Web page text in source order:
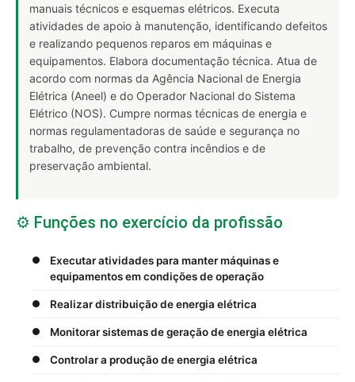
manuais técnicos e esquemas elétricos. Executa
atividades de apoio à manutenção, identificando defeitos
e realizando pequenos reparos em máquinas e
equipamentos. Elabora documentação técnica. Atua de
acordo com normas da Agência Nacional de Energia
Elétrica (Aneel) e do Operador Nacional do Sistema
Elétrico (NOS). Cumpre normas técnicas de energia e
normas regulamentadoras de saúde e segurança no
trabalho, de prevenção contra incêndios e de
preservação ambiental.
⚙️ Funções no exercício da profissão
Executar atividades para manter máquinas e
equipamentos em condições de operação
Realizar distribuição de energia elétrica
Monitorar sistemas de geração de energia elétrica
Controlar a produção de energia elétrica